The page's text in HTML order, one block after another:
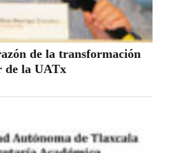
de la transformación
de la UATx